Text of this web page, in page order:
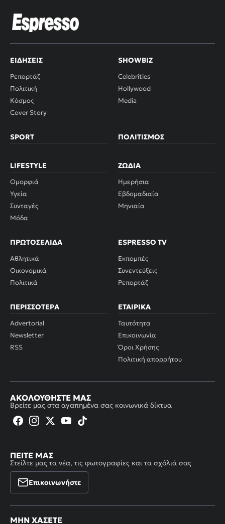
ΕΙΔΉΣΕΙΣ
Ρεπορτάζ
Πολιτική
Κόσμος
Cover Story
SHOWBIZ
Celebrities
Hollywood
Media
SPORT ΠΟΛΙΤΙΣΜΌΣ
LIFESTYLE
Ομορφιά
Υγεία
Συνταγές
Μόδα
ΖΏΔΙΑ
Ημερήσια
Εβδομαδιαία
Μηνιαία
ΠΡΩΤΟΣΈΛΙΔΑ
Αθλητικά
Οικονομικά
Πολιτικά
ESPRESSO TV
Εκπομπές
Συνεντεύξεις
Ρεπορτάζ
ΠΕΡΙΣΣΌΤΕΡΑ
Advertorial
Newsletter
RSS
ΕΤΑΙΡΙΚΆ
Ταυτότητα
Επικοινωνία
Όροι Χρήσης
Πολιτική απορρήτου
ΑΚΟΛΟΥΘΉΣΤΕ ΜΑΣ
Βρείτε μας στα αγαπημένα σας κοινωνικά δίκτυα
ΠΕΊΤΕ ΜΑΣ
Στείλτε μας τα νέα, τις φωτογραφίες και τα σχόλιά σας
Επικοινωνήστε
ΜΗΝ ΧΆΣΕΤΕ